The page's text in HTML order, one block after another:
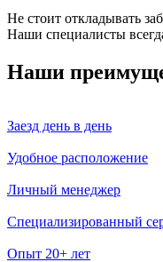
Не стоит откладывать
Наши специалисты
Наши
Заезд день в день
Удобное расположение
Личный менеджер
Специализированный
Опыт 20+ лет